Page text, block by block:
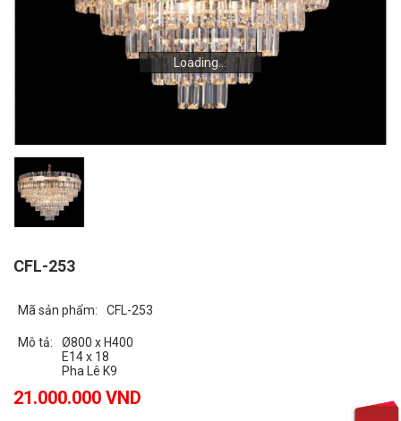
Loading...
Loading...
CFL-253
Mã sản phẩm: CFL-253
Mô tả:
Ø800 x H400
E14 x 18
Pha Lê K9
21.000.000 VND